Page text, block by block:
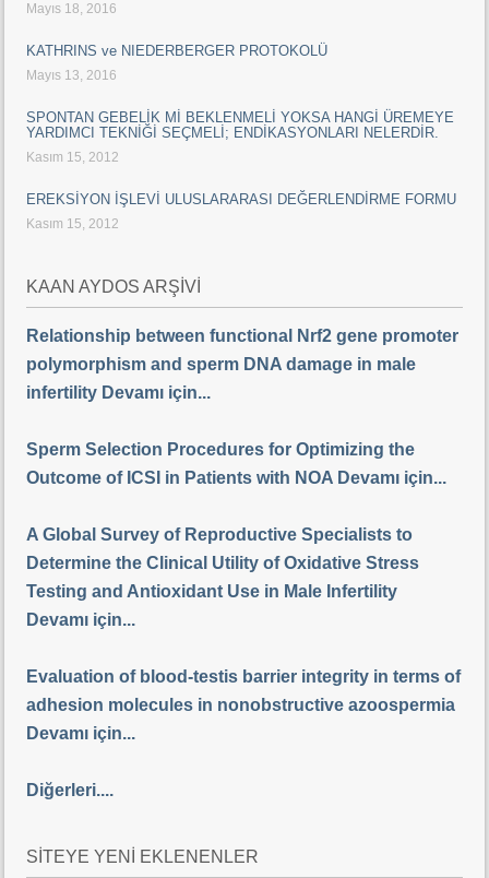
Mayıs 18, 2016
KATHRINS ve NIEDERBERGER PROTOKOLÜ
Mayıs 13, 2016
SPONTAN GEBELİK Mİ BEKLENMELİ YOKSA HANGİ ÜREMEYE
YARDIMCI TEKNİĞİ SEÇMELİ; ENDİKASYONLARI NELERDİR.
Kasım 15, 2012
EREKSİYON İŞLEVİ ULUSLARARASI DEĞERLENDİRME FORMU
Kasım 15, 2012
KAAN AYDOS ARŞİVİ
Relationship between functional Nrf2 gene promoter
polymorphism and sperm DNA damage in male
infertility Devamı için...
Sperm Selection Procedures for Optimizing the
Outcome of ICSI in Patients with NOA Devamı için...
A Global Survey of Reproductive Specialists to
Determine the Clinical Utility of Oxidative Stress
Testing and Antioxidant Use in Male Infertility
Devamı için...
Evaluation of blood-testis barrier integrity in terms of
adhesion molecules in nonobstructive azoospermia
Devamı için...
Diğerleri....
SİTEYE YENİ EKLENENLER